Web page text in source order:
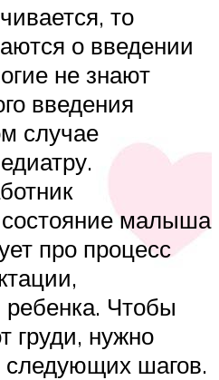
то
о введении
не знают
введения
случае
состояние малыша
про процесс
Чтобы
груди, нужно
следующих шагов.